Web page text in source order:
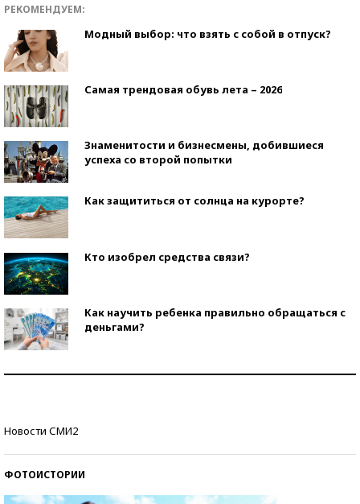
РЕКОМЕНДУЕМ:
Модный выбор: что взять с собой в отпуск?
Самая трендовая обувь лета – 2026
Знаменитости и бизнесмены, добившиеся
успеха со второй попытки
Как защититься от солнца на курорте?
Кто изобрел средства связи?
Как научить ребенка правильно обращаться с
деньгами?
Новости СМИ2
ФОТОИСТОРИИ